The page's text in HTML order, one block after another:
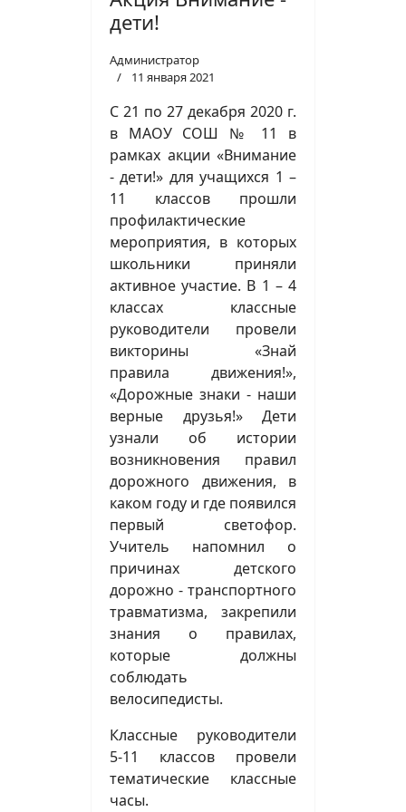
дети!
Администратор
11 января 2021
С 21 по 27 декабря 2020 г.
в МАОУ СОШ № 11 в
рамках акции «Внимание
- дети!» для учащихся 1 –
11 классов прошли
профилактические
мероприятия, в которых
школьники приняли
активное участие. В 1 – 4
классах классные
руководители провели
викторины «Знай
правила движения!»,
«Дорожные знаки - наши
верные друзья!» Дети
узнали об истории
возникновения правил
дорожного движения, в
каком году и где появился
первый светофор.
Учитель напомнил о
причинах детского
дорожно - транспортного
травматизма, закрепили
знания о правилах,
которые должны
соблюдать
велосипедисты.
Классные руководители
5-11 классов провели
тематические классные
часы.